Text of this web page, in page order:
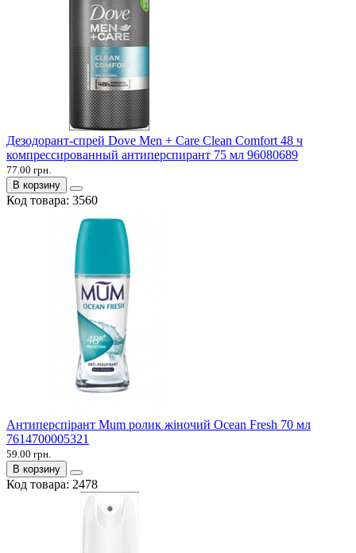
Дезодорант-спрей Dove Men + Care Clean Comfort 48 ч
компрессированный антиперспирант 75 мл 96080689
77.00 грн.
В корзину
Код товара: 3560
Антиперспірант Mum ролик жіночий Ocean Fresh 70 мл
7614700005321
59.00 грн.
В корзину
Код товара: 2478